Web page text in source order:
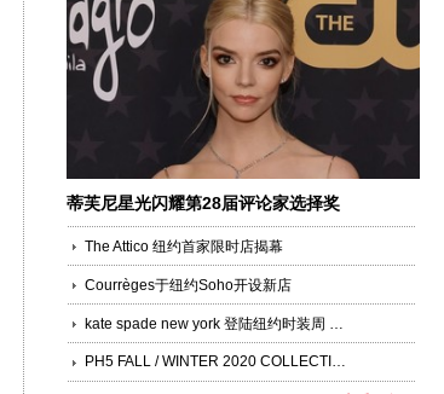
蒂芙尼星光闪耀第28届评论家选择奖
The Attico 纽约首家限时店揭幕
Courrèges于纽约Soho开设新店
kate spade new york 登陆纽约时装周 2020秋季系列首发
PH5 FALL / WINTER 2020 COLLECTION | SLIM CHALET